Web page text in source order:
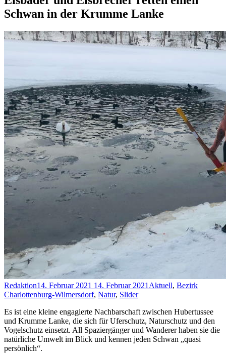
Schwan in der Krumme Lanke
Redaktion14. Februar 2021 14. Februar 2021 Aktuell, Bezirk
Charlottenburg-Wilmersdorf, Natur, Slider
Es ist eine kleine engagierte Nachbarschaft zwischen Hubertussee
und Krumme Lanke, die sich für Uferschutz, Naturschutz und den
Vogelschutz einsetzt. All Spaziergänger und Wanderer haben sie die
natürliche Umwelt im Blick und kennen jeden Schwan „quasi
persönlich“.